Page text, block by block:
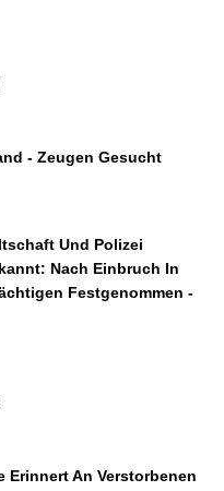
- Zeugen Gesucht
Und Polizei
Nach Einbruch In
Festgenommen -
Erinnert An Verstorbenen